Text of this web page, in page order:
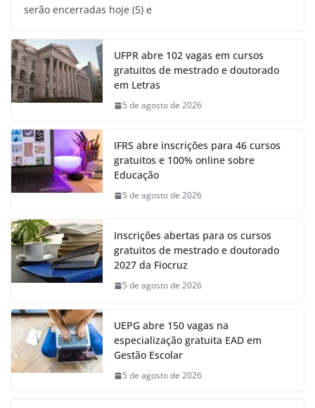
serão encerradas hoje (5) e
UFPR abre 102 vagas em cursos
gratuitos de mestrado e doutorado
em Letras
5 de agosto de 2026
IFRS abre inscrições para 46 cursos
gratuitos e 100% online sobre
Educação
5 de agosto de 2026
Inscrições abertas para os cursos
gratuitos de mestrado e doutorado
2027 da Fiocruz
5 de agosto de 2026
UEPG abre 150 vagas na
especialização gratuita EAD em
Gestão Escolar
5 de agosto de 2026